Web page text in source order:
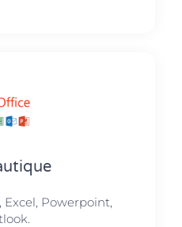
Excel, Powerpoint,